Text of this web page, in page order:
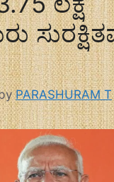
PARASHURAM T